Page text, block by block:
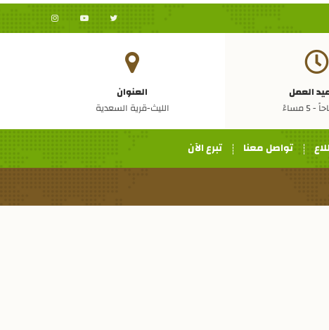
العمل
العنوان
الليث-قرية السعدية
تواصل معنا تبرع الآن